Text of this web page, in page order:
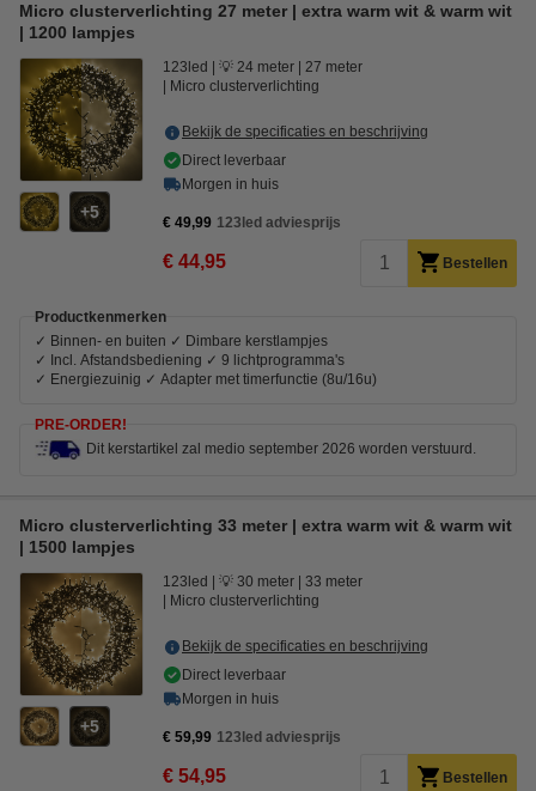
Micro clusterverlichting 27 meter | extra warm wit & warm wit
| 1200 lampjes
5
123led 💡 24 meter
27 meter
Micro clusterverlichting
Bekijk de specificaties en beschrijving
Direct leverbaar
Morgen in huis
€ 49,99 123led adviesprijs
€ 44,95 Bestellen
Productkenmerken
✓ Binnen- en buiten ✓ Dimbare kerstlampjes
✓ Incl. Afstandsbediening ✓ 9 lichtprogramma's
✓ Energiezuinig ✓ Adapter met timerfunctie (8u/16u)
PRE-ORDER!
Dit kerstartikel zal medio september 2026 worden verstuurd.
Micro clusterverlichting 33 meter | extra warm wit & warm wit
| 1500 lampjes
5
123led 💡 30 meter
33 meter
Micro clusterverlichting
Bekijk de specificaties en beschrijving
Direct leverbaar
Morgen in huis
€ 59,99 123led adviesprijs
€ 54,95 Bestellen